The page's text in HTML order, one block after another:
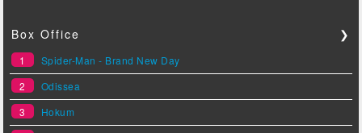
Box Office ❯
1
Spider-Man - Brand New Day
2
Odissea
3
Hokum